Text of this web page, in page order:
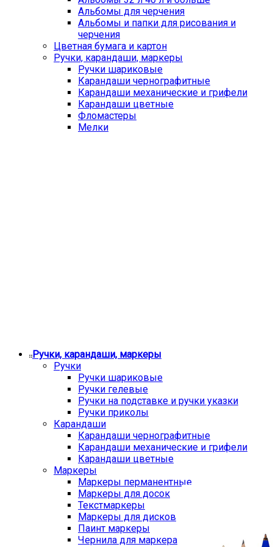
Альбомы для черчения
Альбомы и папки для рисования и
черчения
Цветная бумага и картон
Ручки, карандаши, маркеры
Ручки шариковые
Карандаши чернографитные
Карандаши механические и грифели
Карандаши цветные
Фломастеры
Мелки
Ручки, карандаши, маркеры
Ручки
Ручки шариковые
Ручки гелевые
Ручки на подставке и ручки указки
Ручки приколы
Карандаши
Карандаши чернографитные
Карандаши механические и грифели
Карандаши цветные
Маркеры
Маркеры перманентные
Маркеры для досок
Текстмаркеры
Маркеры для дисков
Паинт маркеры
Чернила для маркера